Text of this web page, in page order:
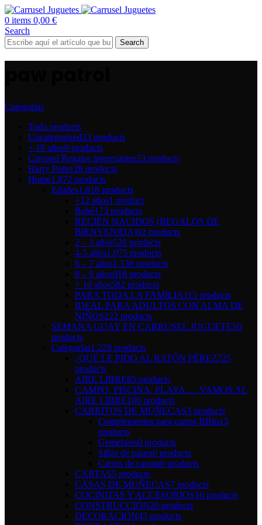
0 items 0,00 €
Search
Search
Categorías
Todo products
Uncategorized23 products
+ 18 años0 products
Carrusel Regalos interesantes23 products
Harry Potter28 products
Home1.872 products
Edades1.818 products
+12 años1 product
Bebé173 products
RECIÉN NACIDOS (REGALOS DE
BIENVENIDA)92 products
2 – 3 años520 products
4-5 años1.075 products
6 – 7 años1.136 products
8 – 9 años918 products
+ 10 años582 products
PARA TODA LA FAMILIA115 products
IDEAL PARA ADULTOS CON ALMA DE
NIÑOS222 products
SEMANA GUAY EN CARRUSEL JUGUETES0
products
Categorías1.228 products
¿QUÉ LE PIDO AL RATÓN PÉREZ?25
products
AIRE LIBRE85 products
CAMPO, PISCINA, PLAYA…. VAMOS AL
AIRE LIBRE106 products
CARRITOS DE MUÑECAS3 products
Complementos para carros BBlux3
products
Gemelares0 products
Sillas de paseo0 products
Carros de capota0 products
CARTAS5 products
CASAS DE MUÑECAS7 products
COCINITAS Y ACCESORIOS16 products
CONSTRUCCIÓN20 products
DECORACIÓN45 products